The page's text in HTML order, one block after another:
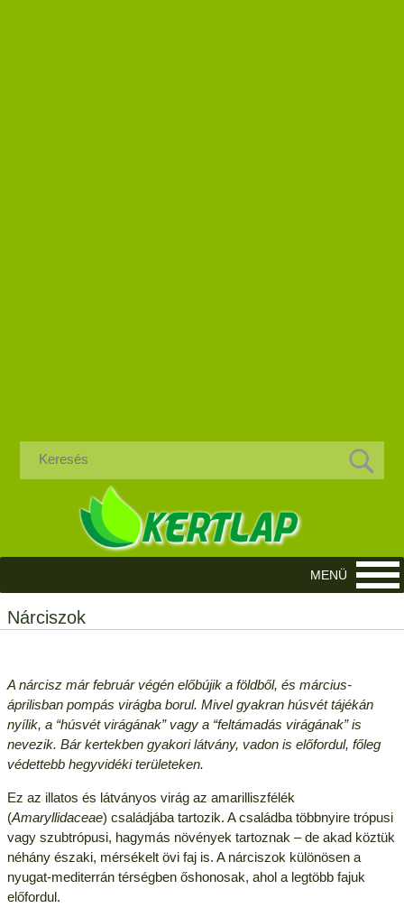
Nárciszok
A nárcisz már február végén előbújik a földből, és március-
áprilisban pompás virágba borul. Mivel gyakran húsvét tájékán
nyílik, a “húsvét virágának” vagy a “feltámadás virágának” is
nevezik. Bár kertekben gyakori látvány, vadon is előfordul, főleg
védettebb hegyvidéki területeken.
Ez az illatos és látványos virág az amarilliszfélék
(Amaryllidaceae) családjába tartozik. A családba többnyire trópusi
vagy szubtrópusi, hagymás növények tartoznak – de akad köztük
néhány északi, mérsékelt övi faj is. A nárciszok különösen a
nyugat-mediterrán térségben őshonosak, ahol a legtöbb fajuk
előfordul.